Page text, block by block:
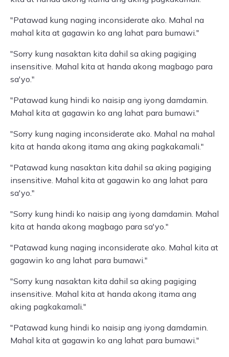
"Patawad kung naging inconsiderate ako. Mahal na
mahal kita at gagawin ko ang lahat para bumawi."
"Sorry kung nasaktan kita dahil sa aking pagiging
insensitive. Mahal kita at handa akong magbago para
sa'yo."
"Patawad kung hindi ko naisip ang iyong damdamin.
Mahal kita at gagawin ko ang lahat para bumawi."
"Sorry kung naging inconsiderate ako. Mahal na mahal
kita at handa akong itama ang aking pagkakamali."
"Patawad kung nasaktan kita dahil sa aking pagiging
insensitive. Mahal kita at gagawin ko ang lahat para
sa'yo."
"Sorry kung hindi ko naisip ang iyong damdamin. Mahal
kita at handa akong magbago para sa'yo."
"Patawad kung naging inconsiderate ako. Mahal kita at
gagawin ko ang lahat para bumawi."
"Sorry kung nasaktan kita dahil sa aking pagiging
insensitive. Mahal kita at handa akong itama ang
aking pagkakamali."
"Patawad kung hindi ko naisip ang iyong damdamin.
Mahal kita at gagawin ko ang lahat para bumawi."